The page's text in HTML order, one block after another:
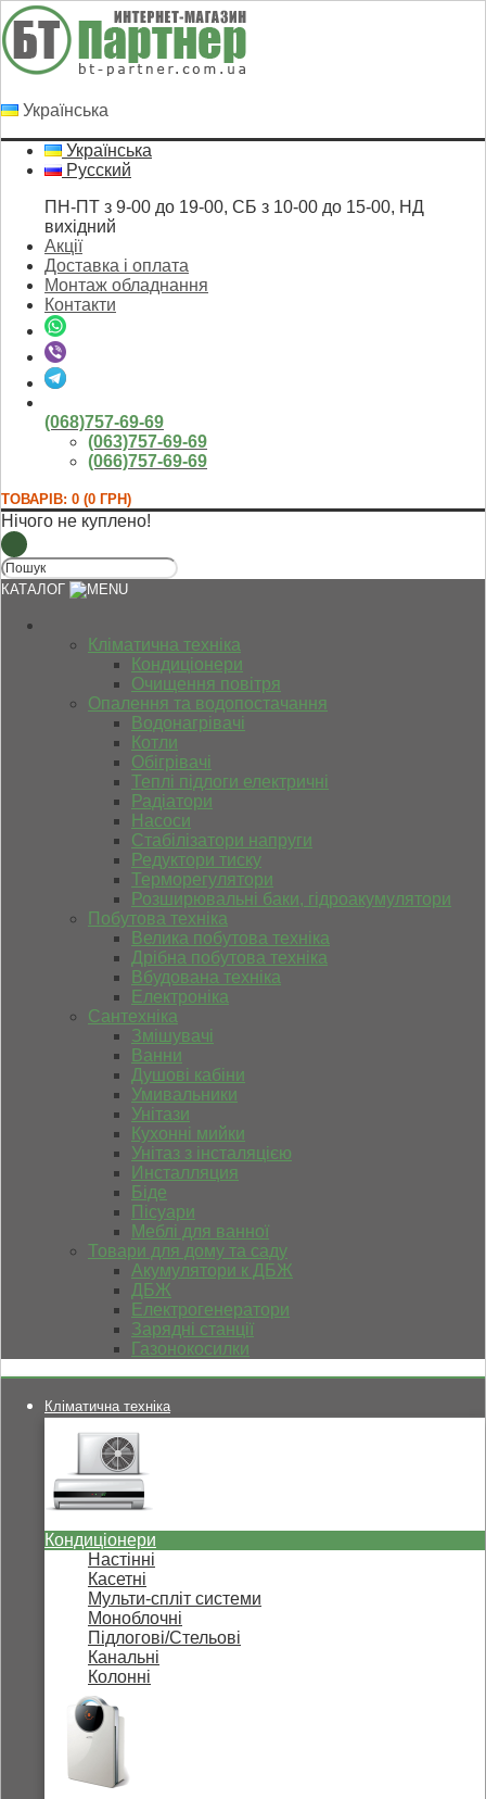
Українська
Українська
Русский
ПН-ПТ з 9-00 до 19-00, СБ з 10-00 до 15-00, НД
вихідний
Акції
Доставка і оплата
Монтаж обладнання
Контакти
(068)757-69-69
(063)757-69-69
(066)757-69-69
ТОВАРІВ: 0 (0 ГРН)
Нічого не куплено!
КАТАЛОГ
Кліматична техніка
Кондиціонери
Очищення повітря
Опалення та водопостачання
Водонагрівачі
Котли
Обігрівачі
Теплі підлоги електричні
Радіатори
Насоси
Стабілізатори напруги
Редуктори тиску
Терморегулятори
Розширювальні баки, гідроакумулятори
Побутова техніка
Велика побутова техніка
Дрібна побутова техніка
Вбудована техніка
Електроніка
Сантехніка
Змішувачі
Ванни
Душові кабіни
Умивальники
Унітази
Кухонні мийки
Унітаз з інсталяцією
Инсталляция
Біде
Пісуари
Меблі для ванної
Товари для дому та саду
Акумулятори к ДБЖ
ДБЖ
Електрогенератори
Зарядні станції
Газонокосилки
Кліматична техніка
Кондиціонери
Настінні
Касетні
Мульти-спліт системи
Моноблочні
Підлогові/Стельові
Канальні
Колонні